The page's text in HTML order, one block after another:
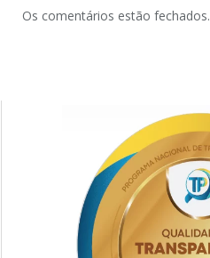
Os comentários estão fechados.